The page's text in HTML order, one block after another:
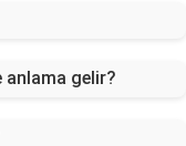
anlama gelir?